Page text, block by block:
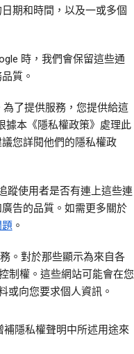
期和時間，以及一或多個
時，我們會保留這些通
質。
了提供服務，您提供給這
據本《隱私權政策》處理此
您詳閱他們的隱私權政
蹤使用者是否有連上這些連
告的品質。如需更多關於
。
。對於那些顯示為來自各
制權。這些網站可能會在您
或向您要求個人資訊。
隱私權聲明中所述用途來